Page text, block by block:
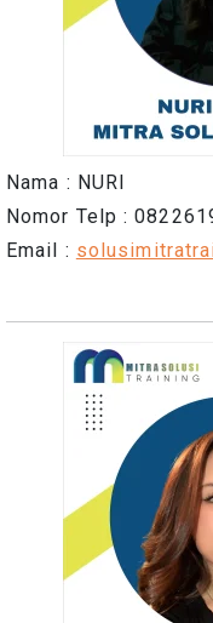
Nama : NURI
Nomor Telp :
Email :